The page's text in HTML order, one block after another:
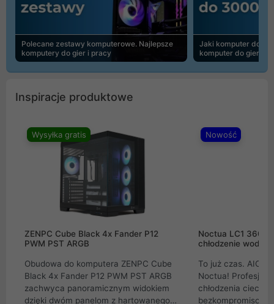
Polecane zestawy komputerowe. Najlepsze
komputery do gier i pracy
Jaki komputer do
komputer do gier |
Inspiracje produktowe
Wysyłka gratis
ZENPC Cube Black 4x Fander P12
PWM PST ARGB
Obudowa do komputera ZENPC Cube
Black 4x Fander P12 PWM PST ARGB
zachwyca panoramicznym widokiem
dzięki dwóm panelom z hartowanego
Nowość
Noctua LC1
chłodzenie wodne
To już czas. AIO
Noctua!
chłodzenia cieczą